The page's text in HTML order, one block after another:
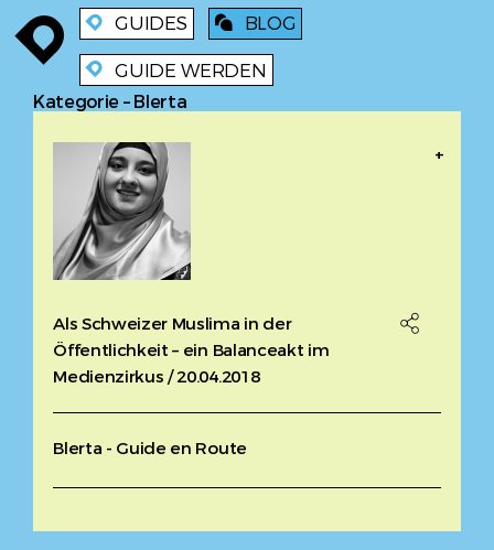
enroute enroute GUIDES blog BLOG
enroute GUIDE WERDEN
Kategorie – Blerta
Als Schweizer Muslima in der
Öffentlichkeit – ein Balanceakt im
Medienzirkus / 20.04.2018

+
Blerta - Guide en Route